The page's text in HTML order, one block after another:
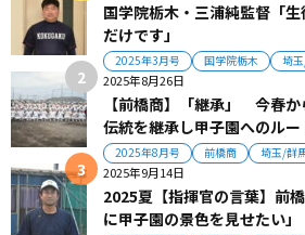
国学院栃木・三浦純監督「
だけです」
2025年3月号 国学院栃木 埼
2025年8月26日
【前橋商】「継承」 今春か
伝統を継承し甲子園へのルー
2025年8月号 前橋商 埼玉/群
2025年9月14日
2025夏【指揮官の言葉】前
に甲子園の景色を見せたい」